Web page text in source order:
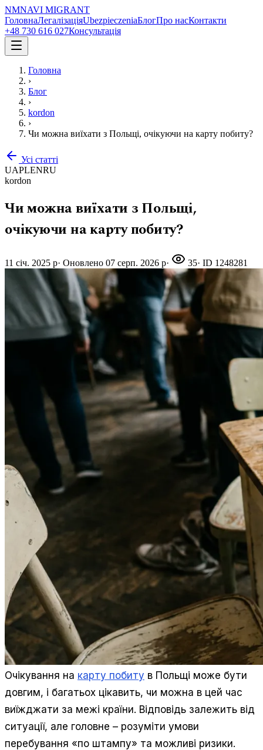
NMNAVI MIGRANT
ГоловнаЛегалізаціяUbezpieczeniaБлогПро насКонтакти
+48 730 616 027Консультація
Головна
›
Блог
›
kordon
›
Чи можна виїхати з Польщі, очікуючи на карту побиту?
Усі статті
UAPLENRU
kordon
Чи можна виїхати з Польщі,
очікуючи на карту побиту?
11 січ. 2025 р· Оновлено 07 серп. 2026 р· 35· ID 1248281
Очікування на карту побиту в Польщі може бути
довгим, і багатьох цікавить, чи можна в цей час
виїжджати за межі країни. Відповідь залежить від
ситуації, але головне – розуміти умови
перебування «по штампу» та можливі ризики.